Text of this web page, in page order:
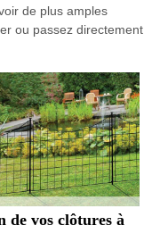
de plus amples
ou passez directement
de vos clôtures à